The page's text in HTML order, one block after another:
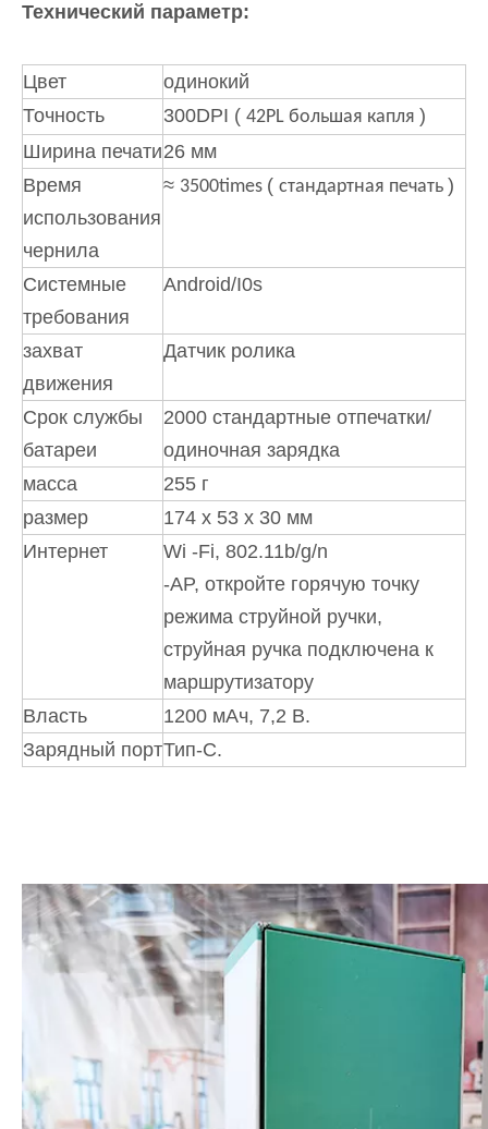
Технический параметр:
Цвет
одинокий
Точность
300DPI ( 42PL большая капля )
Ширина печати26 мм
Время
использования
чернила
≈ 3500times ( стандартная печать )
Системные
требования
Android/I0s
захват
движения
Датчик ролика
Срок службы
батареи
2000 стандартные отпечатки/
одиночная зарядка
масса
255 г
размер
174 x 53 x 30 мм
Интернет
Wi -Fi, 802.11b/g/n
-AP, откройте горячую точку
режима струйной ручки,
струйная ручка подключена к
маршрутизатору
Власть
1200 мАч, 7,2 В.
Зарядный портТип-C.